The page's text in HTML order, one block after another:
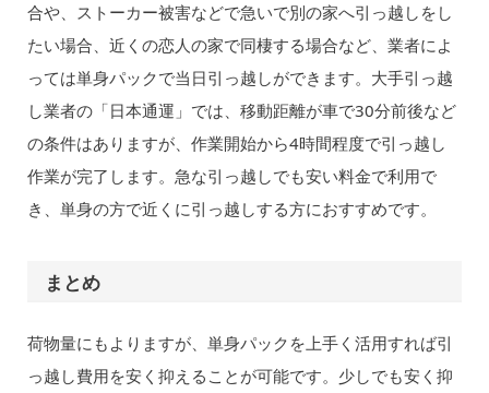
合や、ストーカー被害などで急いで別の家へ引っ越しをし
たい場合、近くの恋人の家で同棲する場合など、業者によ
っては単身パックで当日引っ越しができます。大手引っ越
し業者の「日本通運」では、移動距離が車で30分前後など
の条件はありますが、作業開始から4時間程度で引っ越し
作業が完了します。急な引っ越しでも安い料金で利用で
き、単身の方で近くに引っ越しする方におすすめです。
まとめ
荷物量にもよりますが、単身パックを上手く活用すれば引
っ越し費用を安く抑えることが可能です。少しでも安く抑